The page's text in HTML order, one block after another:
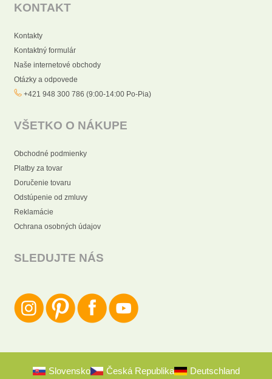
KONTAKT
Kontakty
Kontaktný formulár
Naše internetové obchody
Otázky a odpovede
+421 948 300 786 (9:00-14:00 Po-Pia)
VŠETKO O NÁKUPE
Obchodné podmienky
Platby za tovar
Doručenie tovaru
Odstúpenie od zmluvy
Reklamácie
Ochrana osobných údajov
SLEDUJTE NÁS
Slovensko Česká Republika Deutschland